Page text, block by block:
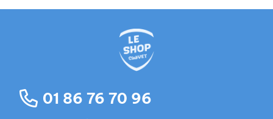
01 86 76 70 96